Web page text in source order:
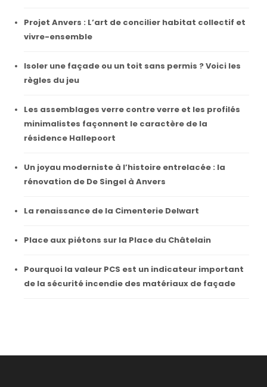
Projet Anvers : L’art de concilier habitat collectif et
vivre-ensemble
Isoler une façade ou un toit sans permis ? Voici les
règles du jeu
Les assemblages verre contre verre et les profilés
minimalistes façonnent le caractère de la
résidence Hallepoort
Un joyau moderniste à l’histoire entrelacée : la
rénovation de De Singel à Anvers
La renaissance de la Cimenterie Delwart
Place aux piétons sur la Place du Châtelain
Pourquoi la valeur PCS est un indicateur important
de la sécurité incendie des matériaux de façade